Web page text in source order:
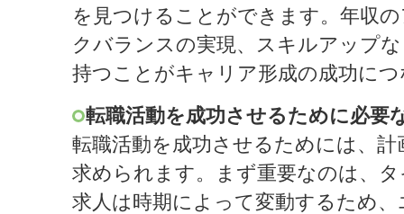
を見つけることができます。年収
クバランスの実現、スキルアップ
持つことがキャリア形成の成功に
転職活動を成功させるために必要
転職活動を成功させるためには、
求められます。まず重要なのは、
求人は時期によって変動するため